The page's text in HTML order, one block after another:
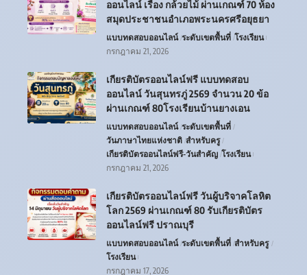
ออนไลน์ เรื่อง กล้วยไม้ ผ่านเกณฑ์ 70 ห้อง
สมุดประชาชนอำเภอพระนครศรีอยุธยา
แบบทดสอบออนไลน์ ระดับเขตพื้นที่ โรงเรียน
กรกฎาคม 21, 2026
เกียรติบัตรออนไลน์ฟรี แบบทดสอบ
ออนไลน์ วันสุนทรภู่ 2569 จำนวน 20 ข้อ
ผ่านเกณฑ์ 80โรงเรียนบ้านยางเอน
แบบทดสอบออนไลน์ ระดับเขตพื้นที่
วันภาษาไทยแห่งชาติ สำหรับครู
เกียรติบัตรออนไลน์ฟรี-วันสำคัญ โรงเรียน
กรกฎาคม 21, 2026
เกียรติบัตรออนไลน์ฟรี วันผู้บริจาคโลหิต
โลก 2569 ผ่านเกณฑ์ 80 รับเกียรติบัตร
ออนไลน์ฟรี ปราณบุรี
แบบทดสอบออนไลน์ ระดับเขตพื้นที่ สำหรับครู
โรงเรียน
กรกฎาคม 17, 2026